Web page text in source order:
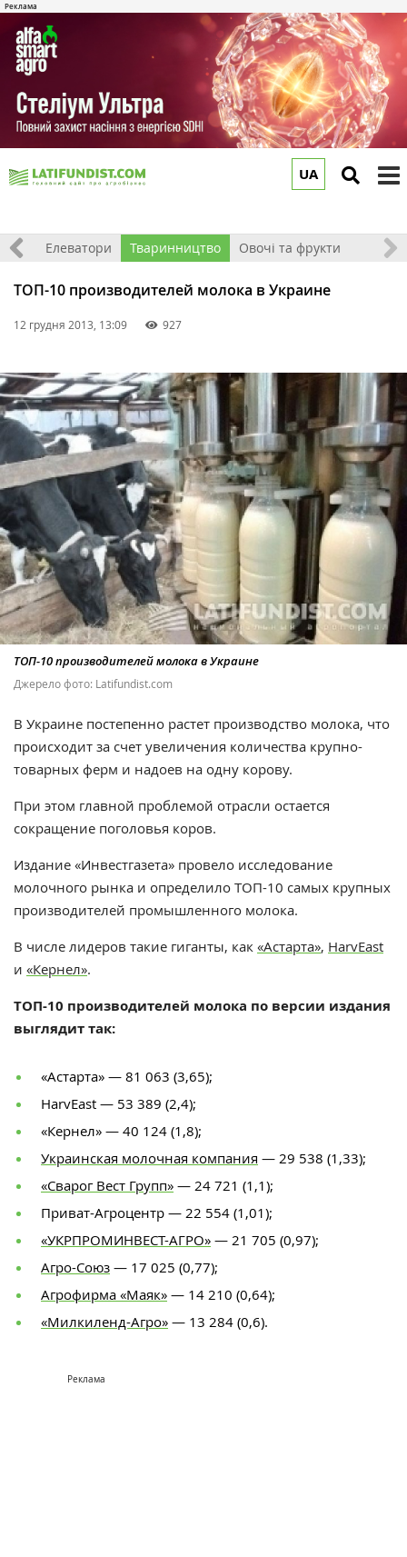
UA
Елеватори Тваринництво Овочі та фрукти
ТОП-10 производителей молока в Украине
12 грудня 2013, 13:09 927
ТОП-10 производителей молока в Украине
Джерело фото: Latifundist.com
В Украине постепенно растет производство молока, что
происходит за счет увеличения количества крупно-
товарных ферм и надоев на одну корову.
При этом главной проблемой отрасли остается
сокращение поголовья коров.
Издание «Инвестгазета» провело исследование
молочного рынка и определило ТОП-10 самых крупных
производителей промышленного молока.
В числе лидеров такие гиганты, как «Астарта», HarvEast
и «Кернел».
ТОП-10 производителей молока по версии издания
выглядит так:
«Астарта» — 81 063 (3,65);
HarvEast — 53 389 (2,4);
«Кернел» — 40 124 (1,8);
Украинская молочная компания — 29 538 (1,33);
«Сварог Вест Групп» — 24 721 (1,1);
Приват-Агроцентр — 22 554 (1,01);
«УКРПРОМИНВЕСТ-АГРО» — 21 705 (0,97);
Агро-Союз — 17 025 (0,77);
Агрофирма «Маяк» — 14 210 (0,64);
«Милкиленд-Агро» — 13 284 (0,6).
Реклама